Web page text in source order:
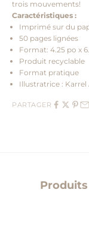
trois mouvements!
Caractéristiques :
Imprimé sur du
50 pages lignées
Format: 4.25 po x
Produit recyclable
Format pratique
Illustratrice : Karrel
PARTAGER